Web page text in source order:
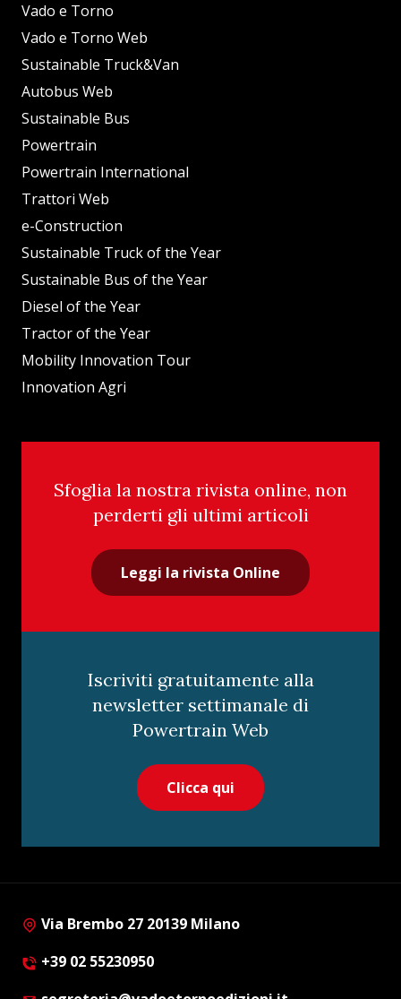
Vado e Torno
Vado e Torno Web
Sustainable Truck&Van
Autobus Web
Sustainable Bus
Powertrain
Powertrain International
Trattori Web
e-Construction
Sustainable Truck of the Year
Sustainable Bus of the Year
Diesel of the Year
Tractor of the Year
Mobility Innovation Tour
Innovation Agri
Sfoglia la nostra rivista online, non
perderti gli ultimi articoli
Leggi la rivista Online
Iscriviti gratuitamente alla
newsletter settimanale di
Powertrain Web
Clicca qui
Via Brembo 27 20139 Milano
+39 02 55230950